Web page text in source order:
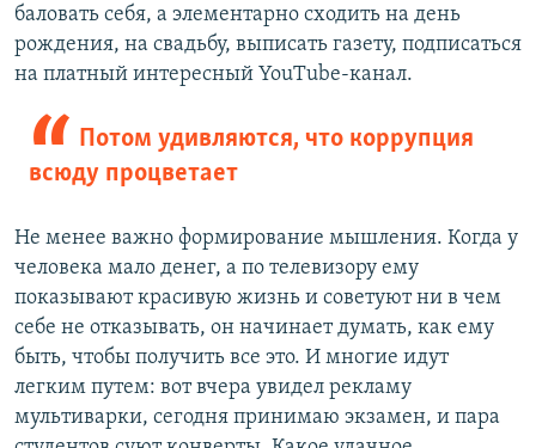
баловать себя, а элементарно сходить на день
рождения, на свадьбу, выписать газету, подписаться
на платный интересный YouTube-канал.
Потом удивляются, что коррупция
всюду процветает
Не менее важно формирование мышления. Когда у
человека мало денег, а по телевизору ему
показывают красивую жизнь и советуют ни в чем
себе не отказывать, он начинает думать, как ему
быть, чтобы получить все это. И многие идут
легким путем: вот вчера увидел рекламу
мультиварки, сегодня принимаю экзамен, и пара